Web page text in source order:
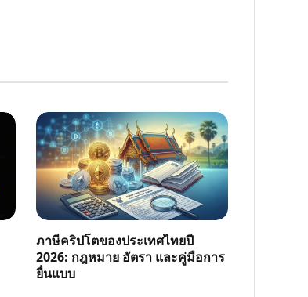
ภาษีคริปโตของประเทศไทยปี
2026: กฎหมาย อัตรา และคู่มือการ
ยื่นแบบ